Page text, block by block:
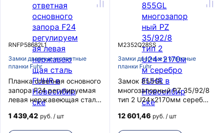
RNFP58682L1
Замки дверные и ответные
планки Fuhr
Планка ответная основного
запора F24 регулируемая
левая нержавеющая сталь
1 439,42 руб. / шт
M2352Q28SS
Замки дверные и ответные
планки Fuhr
Замок 855GL
многозапорный PZ 35/92/8
тип 2 U24x2170мм серебро
12 601,46 руб. / шт